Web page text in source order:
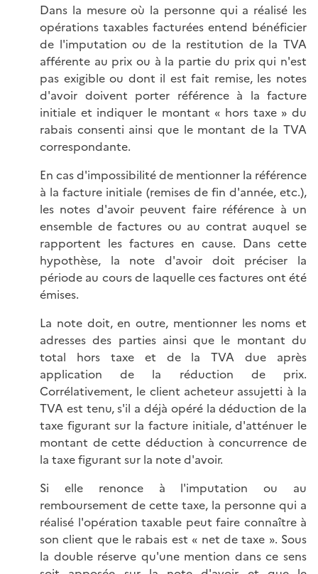
Dans la mesure où la personne qui a réalisé les
opérations taxables facturées entend bénéficier
de l'imputation ou de la restitution de la TVA
afférente au prix ou à la partie du prix qui n'est
pas exigible ou dont il est fait remise, les notes
d'avoir doivent porter référence à la facture
initiale et indiquer le montant « hors taxe » du
rabais consenti ainsi que le montant de la TVA
correspondante.
En cas d'impossibilité de mentionner la référence
à la facture initiale (remises de fin d'année, etc.),
les notes d'avoir peuvent faire référence à un
ensemble de factures ou au contrat auquel se
rapportent les factures en cause. Dans cette
hypothèse, la note d'avoir doit préciser la
période au cours de laquelle ces factures ont été
émises.
La note doit, en outre, mentionner les noms et
adresses des parties ainsi que le montant du
total hors taxe et de la TVA due après
application de la réduction de prix.
Corrélativement, le client acheteur assujetti à la
TVA est tenu, s'il a déjà opéré la déduction de la
taxe figurant sur la facture initiale, d'atténuer le
montant de cette déduction à concurrence de
la taxe figurant sur la note d'avoir.
Si elle renonce à l'imputation ou au
remboursement de cette taxe, la personne qui a
réalisé l'opération taxable peut faire connaître à
son client que le rabais est « net de taxe ». Sous
la double réserve qu'une mention dans ce sens